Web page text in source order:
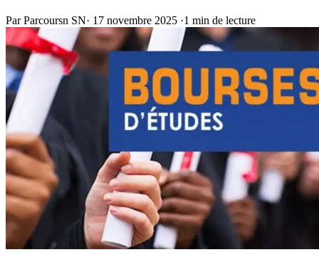
Par Parcoursn SN· 17 novembre 2025 ·1 min de lecture